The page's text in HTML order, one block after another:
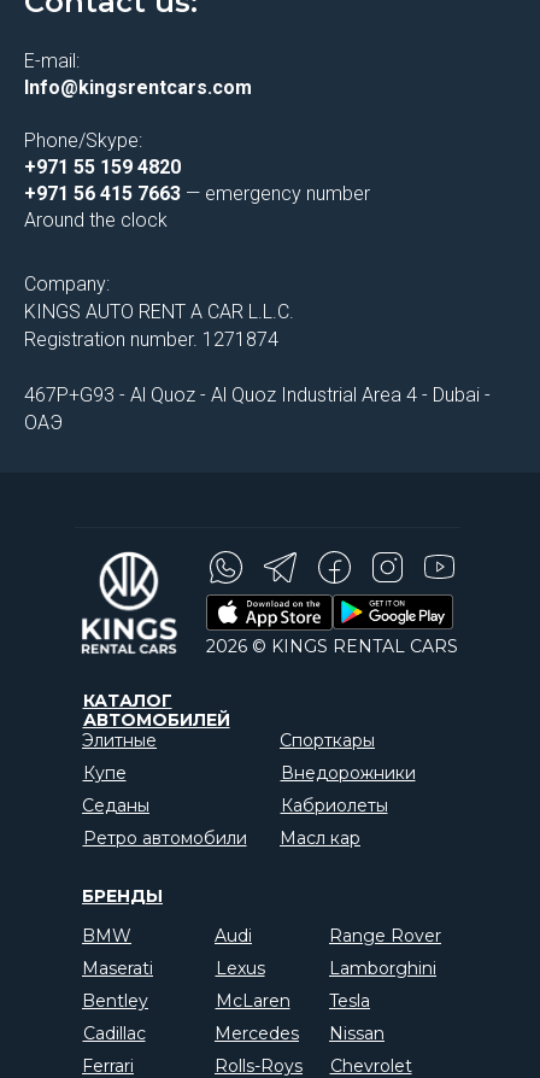
E-mail:
Info@kingsrentcars.com
Phone/Skype:
+971 55 159 4820
+971 56 415 7663 — emergency number
Around the clock
Company:
KINGS AUTO RENT A CAR L.L.C.
Registration number. 1271874
467P+G93 - Al Quoz - Al Quoz Industrial Area 4 - Dubai -
ОАЭ
КАТАЛОГ
АВТОМОБИЛЕЙ
БРЕНДЫ
Спорткары
Элитные
Внедорожники
Кабриолеты
Купе
BMW Audi
Bentley
Cadillac
McLaren
Mercedes
Nissan
Range Rover
Rolls-Roys
Lexus
Tesla
Chevrolet
Ferrari
Lamborghini
Maserati
2026 © KINGS RENTAL CARS
Седаны
Масл кар
Ретро автомобили